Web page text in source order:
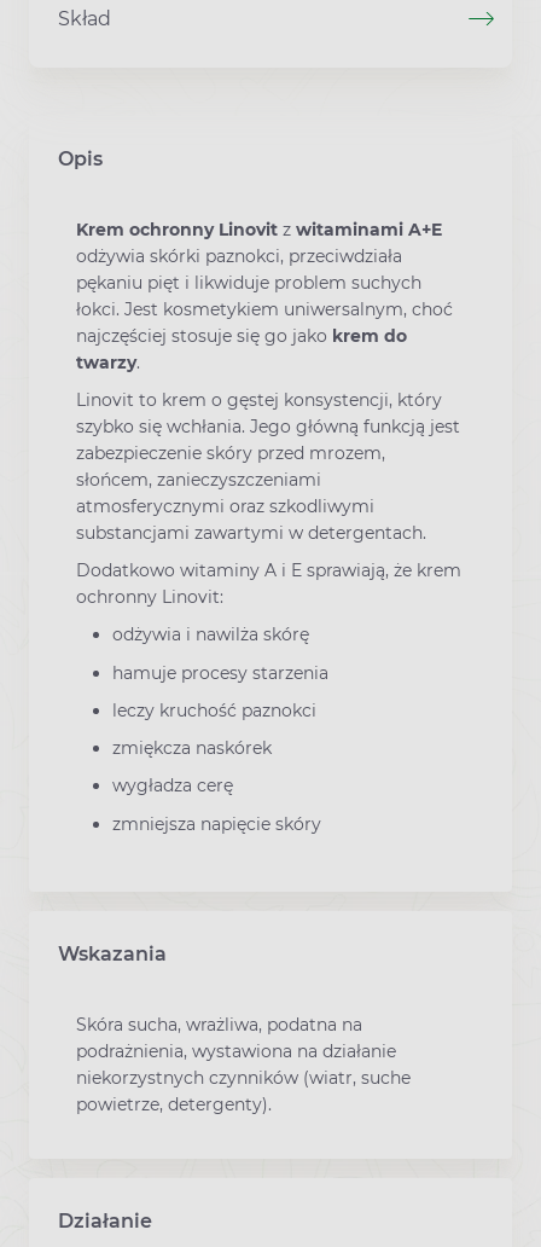
Skład
Opis
Krem ochronny Linovit z witaminami A+E
odżywia skórki paznokci, przeciwdziała
pękaniu pięt i likwiduje problem suchych
łokci. Jest kosmetykiem uniwersalnym, choć
najczęściej stosuje się go jako krem do
twarzy.
Linovit to krem o gęstej konsystencji, który
szybko się wchłania. Jego główną funkcją jest
zabezpieczenie skóry przed mrozem,
słońcem, zanieczyszczeniami
atmosferycznymi oraz szkodliwymi
substancjami zawartymi w detergentach.
Dodatkowo witaminy A i E sprawiają, że krem
ochronny Linovit:
odżywia i nawilża skórę
hamuje procesy starzenia
leczy kruchość paznokci
zmiękcza naskórek
wygładza cerę
zmniejsza napięcie skóry
Wskazania
Skóra sucha, wrażliwa, podatna na
podrażnienia, wystawiona na działanie
niekorzystnych czynników (wiatr, suche
powietrze, detergenty).
Działanie